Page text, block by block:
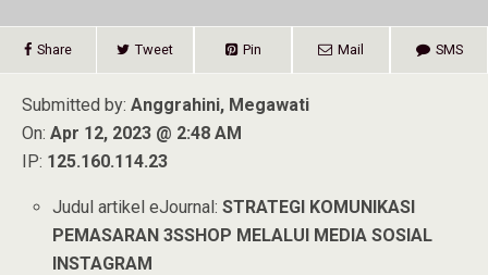
Share Tweet Pin Mail SMS
Submitted by: Anggrahini, Megawati
On: Apr 12, 2023 @ 2:48 AM
IP: 125.160.114.23
Judul artikel eJournal:STRATEGI KOMUNIKASI
PEMASARAN 3SSHOP MELALUI MEDIA SOSIAL
INSTAGRAM